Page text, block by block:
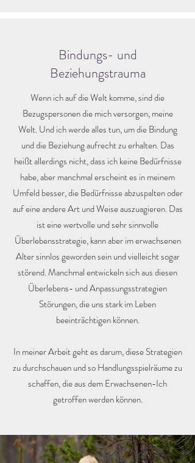
Bindungs- und
Beziehungstrauma
Wenn ich auf die Welt komme, sind die
Bezugspersonen die mich versorgen, meine
Welt. Und ich werde alles tun, um die Bindung
und die Beziehung aufrecht zu erhalten. Das
heißt allerdings nicht, dass ich keine Bedürfnisse
habe, aber manchmal erscheint es in meinem
Umfeld besser, die Bedürfnisse abzuspalten oder
auf eine andere Art und Weise auszuagieren. Das
ist eine wertvolle und sehr sinnvolle
Überlebensstrategie, kann aber im erwachsenen
Alter sinnlos geworden sein und vielleicht sogar
störend. Manchmal entwickeln sich aus diesen
Überlebens- und Anpassungsstrategien
Störungen, die uns stark im Leben
beeinträchtigen können.
In meiner Arbeit geht es darum, diese Strategien
zu durchschauen und so Handlungsspielräume zu
schaffen, die aus dem Erwachsenen-Ich
getroffen werden können.